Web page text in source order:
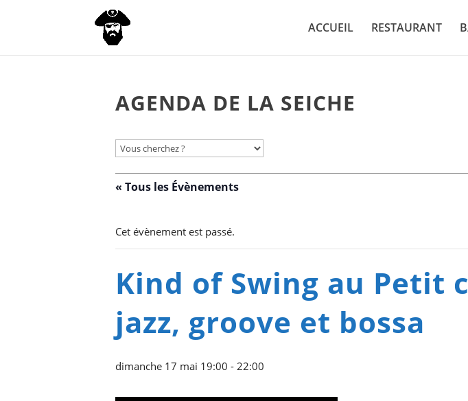
ACCUEIL RESTAURANT
AGENDA DE LA SEICHE
« Tous les Évènements
Cet évènement est passé.
Kind of Swing au Petit
jazz, groove et bossa
dimanche 17 mai 19:00 - 22:00